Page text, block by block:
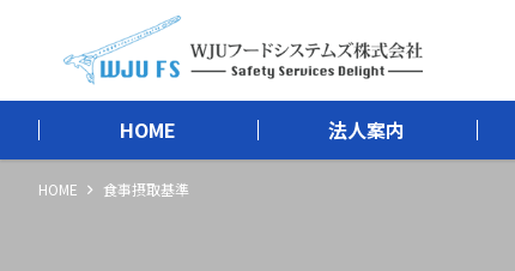
HOME 法人案内
HOME 食事摂取基準